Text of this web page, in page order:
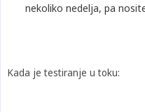
nekoliko nedelja, pa
Kada je testiranje u toku: